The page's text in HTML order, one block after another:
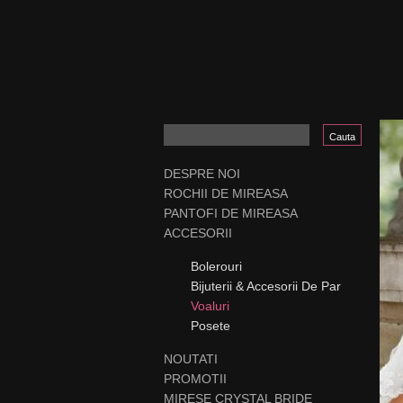
DESPRE NOI
ROCHII DE MIREASA
PANTOFI DE MIREASA
ACCESORII
Bolerouri
Bijuterii & Accesorii De Par
Voaluri
Posete
NOUTATI
PROMOTII
MIRESE CRYSTAL BRIDE